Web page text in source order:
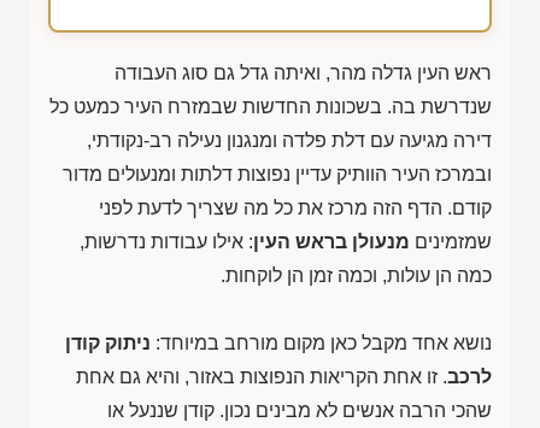
ראש העין גדלה מהר, ואיתה גדל גם סוג העבודה
שנדרשת בה. בשכונות החדשות שבמזרח העיר כמעט כל
דירה מגיעה עם דלת פלדה ומנגנון נעילה רב-נקודתי,
ובמרכז העיר הוותיק עדיין נפוצות דלתות ומנעולים מדור
קודם. הדף הזה מרכז את כל מה שצריך לדעת לפני
שמזמינים מנעולן בראש העין: אילו עבודות נדרשות,
כמה הן עולות, וכמה זמן הן לוקחות.
נושא אחד מקבל כאן מקום מורחב במיוחד: ניתוק קודן
לרכב. זו אחת הקריאות הנפוצות באזור, והיא גם אחת
שהכי הרבה אנשים לא מבינים נכון. קודן שננעל או